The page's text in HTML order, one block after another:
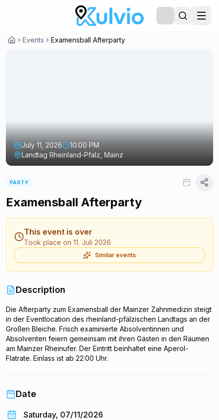
Events Examensball Afterparty
July 11, 2026
10:00 PM
Landtag Rheinland-Pfalz, Mainz
PARTY
Examensball Afterparty
This event is over
Took place on 11. Juli 2026
Similar events
Description
Die Afterparty zum Examensball der Mainzer Zahnmedizin steigt
in der Eventlocation des rheinland-pfälzischen Landtags an der
Großen Bleiche. Frisch examinierte Absolventinnen und
Absolventen feiern gemeinsam mit ihren Gästen in den Räumen
am Mainzer Rheinufer. Der Eintritt beinhaltet eine Aperol-
Flatrate. Einlass ist ab 22:00 Uhr.
Date
Saturday, 07/11/2026